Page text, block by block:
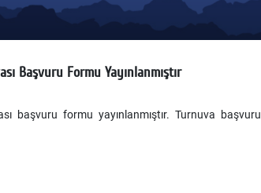
Başvuru Formu Yayınlanmıştır
başvuru formu yayınlanmıştır. Turnuva başvuru